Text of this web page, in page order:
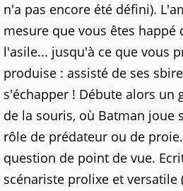
n'a pas encore été défini).
mesure que vous êtes happé
l'asile... jusqu'à ce que vous
produise : assisté de ses
s'échapper ! Débute alors un
de la souris, où Batman joue
rôle de prédateur ou de
question de point de vue.
scénariste prolixe et versatile